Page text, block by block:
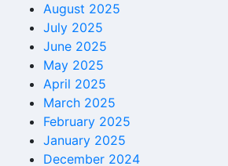
August 2025
July 2025
June 2025
May 2025
April 2025
March 2025
February 2025
January 2025
December 2024